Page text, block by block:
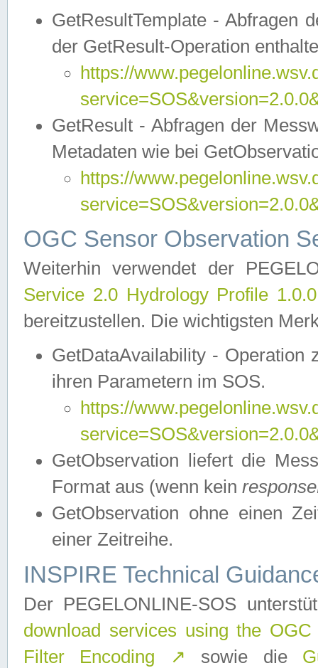
GetResultTemplate - Abfragen
der GetResult-Operation
https://
GetResult - Abfragen der
Metadaten wie bei
https://
OGC Sensor Observation
Weiterhin verwendet der
Service 2.0 Hydrology Profile
bereitzustellen. Die wichtigsten
GetDataAvailability - Operation
ihren Parametern im SOS.
https://
GetObservation liefert die
Format aus (wenn kein
GetObservation ohne einen
einer Zeitreihe.
INSPIRE Technical
Der PEGELONLINE-SOS
download services using the
Filter Encoding
↗ sowie die